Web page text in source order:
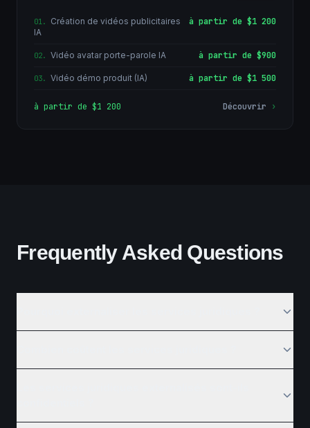
01.
Création de vidéos publicitaires
IA
à partir de $1 200
02. Vidéo avatar porte-parole IA à partir de $900
03. Vidéo démo produit (IA) à partir de $1 500
à partir de $1 200 Découvrir ›
Frequently Asked Questions